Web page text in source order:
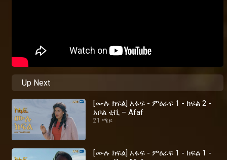
Up Next
[ሙሉ ክፍል] አፋፍ - ምዕራፍ 1 - ክፍል 2 -
አቦል ቲቪ – Afaf
21 ሜይ
[ሙሉ ክፍል] አፋፍ - ምዕራፍ 1 - ክፍል 1 -